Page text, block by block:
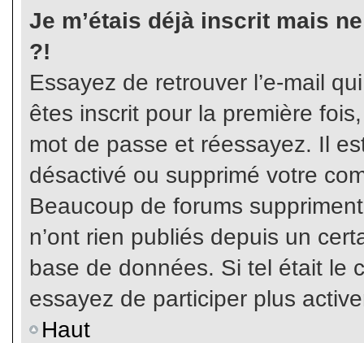
Je m’étais déjà inscrit mais
?!
Essayez de retrouver l’e-mail
êtes inscrit pour la première
mot de passe et réessayez. Il
désactivé ou supprimé votre
Beaucoup de forums
n’ont rien publiés depuis un
base de données. Si tel était le
essayez de participer plus
Haut